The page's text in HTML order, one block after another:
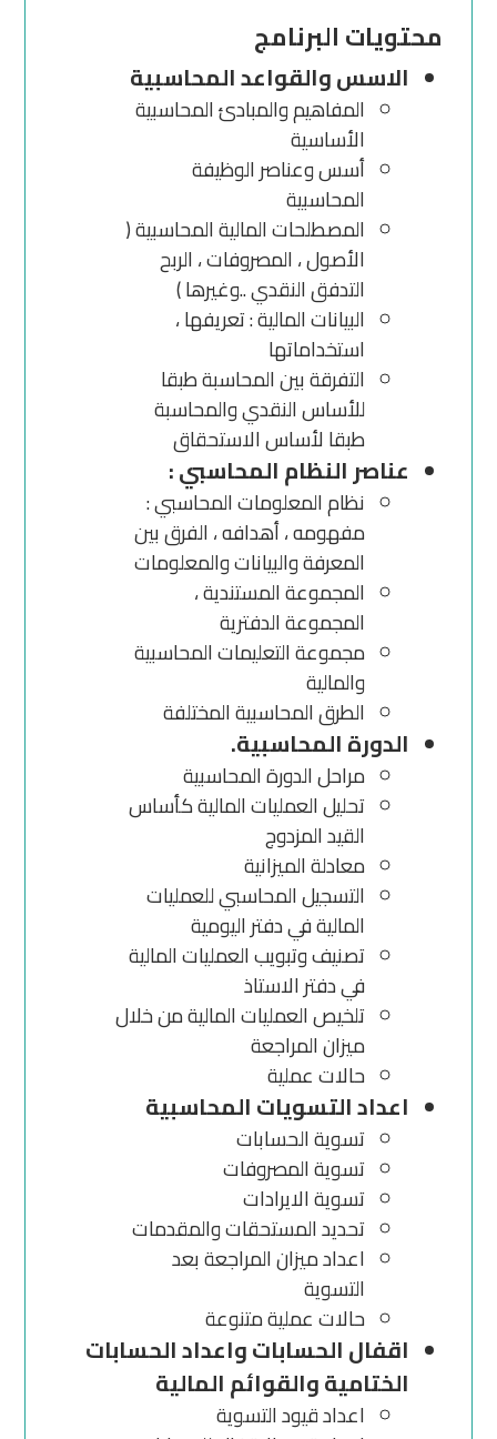
محتويات البرنامج
الاسس والقواعد المحاسبية
المفاهيم والمبادئ المحاسبية
الأساسية
أسس وعناصر الوظيفة
المحاسبية
المصطلحات المالية المحاسبية (
الأصول ، المصروفات ، الربح
التدفق النقدي ..وغيرها )
البيانات المالية : تعريفها ،
استخداماتها
التفرقة بين المحاسبة طبقا
للأساس النقدي والمحاسبة
طبقا لأساس الاستحقاق
عناصر النظام المحاسبي :
نظام المعلومات المحاسبي :
مفهومه ، أهدافه ، الفرق بين
المعرفة والبيانات والمعلومات
المجموعة المستندية ،
المجموعة الدفترية
مجموعة التعليمات المحاسبية
والمالية
الطرق المحاسبية المختلفة
الدورة المحاسبية.
مراحل الدورة المحاسبية
تحليل العمليات المالية كأساس
القيد المزدوج
معادلة الميزانية
التسجيل المحاسبي للعمليات
المالية في دفتر اليومية
تصنيف وتبويب العمليات المالية
في دفتر الاستاذ
تلخيص العمليات المالية من خلال
ميزان المراجعة
حالات عملية
اعداد التسويات المحاسبية
تسوية الحسابات
تسوية المصروفات
تسوية الايرادات
تحديد المستحقات والمقدمات
اعداد ميزان المراجعة بعد
التسوية
حالات عملية متنوعة
اقفال الحسابات واعداد الحسابات
الختامية والقوائم المالية
اعداد قيود التسوية